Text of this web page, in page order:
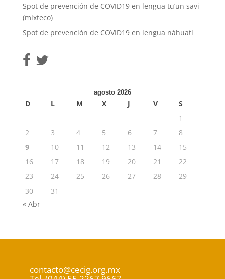
Spot de prevención de COVID19 en lengua tu’un savi
(mixteco)
Spot de prevención de COVID19 en lengua náhuatl
agosto 2026
D L M X J V
S
1
2
3 4 5 6 7
8
9
10 11 12 13 14
15
16
17 18 19 20 21
22
23
24 25 26 27 28
29
30
31
« Abr
contacto@cecig.org.mx